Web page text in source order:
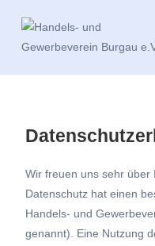
Wir freuen uns sehr über
Datenschutz hat einen
Handels- und
genannt). Eine Nutzung